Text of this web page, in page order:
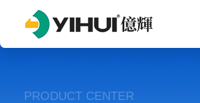
PRODUCT CENTER